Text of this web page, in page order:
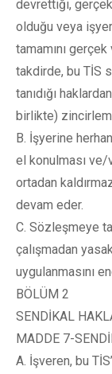
devrettiği,
olduğu veya
tamamını
takdirde, bu TİS
tanıdığı
birlikte)
B. İşyerine
el konulması ve/
ortadan
devam eder.
C. Sözleşmeye
çalışmadan
uygulanmasını
BÖLÜM 2
SENDİKAL
MADDE 7-
A. İşveren, bu